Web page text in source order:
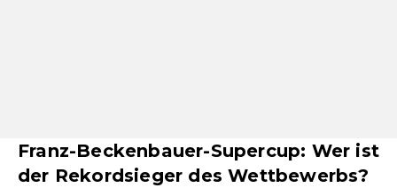
Franz-Beckenbauer-Supercup: Wer ist
der Rekordsieger des Wettbewerbs?